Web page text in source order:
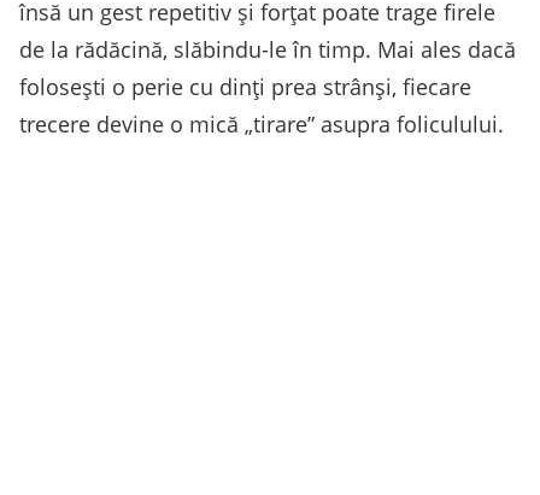
însă un gest repetitiv și forțat poate trage firele
de la rădăcină, slăbindu-le în timp. Mai ales dacă
folosești o perie cu dinți prea strânși, fiecare
trecere devine o mică „tirare” asupra foliculului.